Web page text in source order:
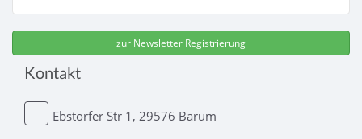
Kontakt
Ebstorfer Str 1, 29576 Barum